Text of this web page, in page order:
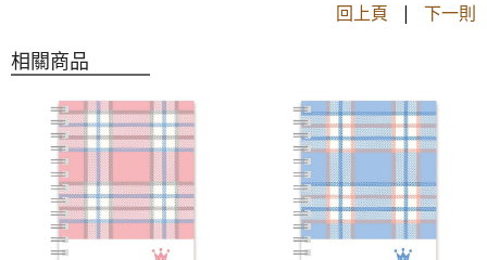
回上頁 | 下一則
相關商品